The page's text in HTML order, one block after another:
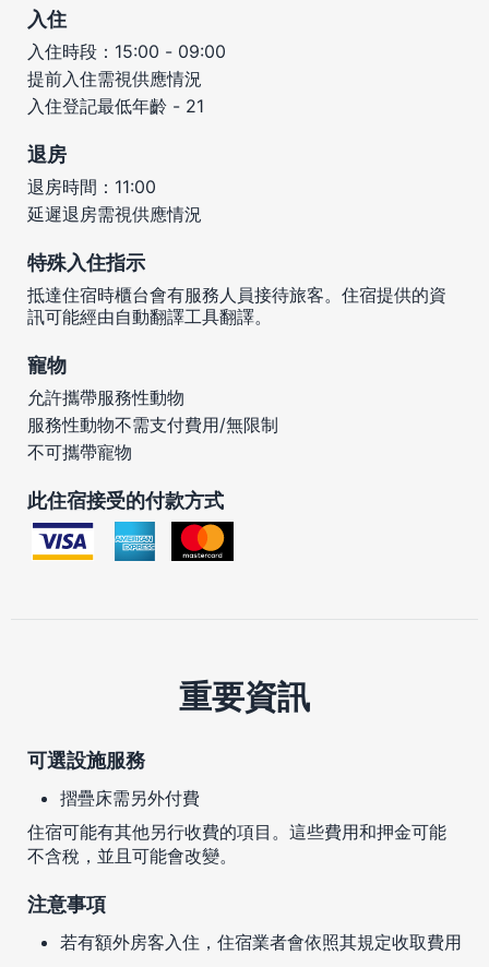
入住
入住時段：15:00 - 09:00
提前入住需視供應情況
入住登記最低年齡 - 21
退房
退房時間：11:00
延遲退房需視供應情況
特殊入住指示
抵達住宿時櫃台會有服務人員接待旅客。住宿提供的資
訊可能經由自動翻譯工具翻譯。
寵物
允許攜帶服務性動物
服務性動物不需支付費用/無限制
不可攜帶寵物
此住宿接受的付款方式
重要資訊
可選設施服務
摺疊床需另外付費
住宿可能有其他另行收費的項目。這些費用和押金可能
不含稅，並且可能會改變。
注意事項
若有額外房客入住，住宿業者會依照其規定收取費用